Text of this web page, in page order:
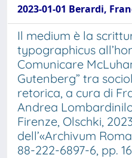
2023-01-01 Berardi,
Il medium è la
typographicus
Comunicare
Gutenberg” tra
retorica, a cura di
Andrea
Firenze, Olschki,
dell’«Archivum
88-222-6897-6, pp.